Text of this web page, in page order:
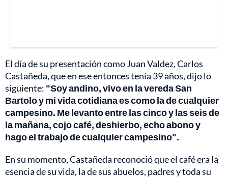
El día de su presentación como Juan Valdez, Carlos
Castañeda, que en ese entonces tenía 39 años, dijo lo
siguiente: "Soy andino, vivo en la vereda San
Bartolo y mi vida cotidiana es como la de cualquier
campesino. Me levanto entre las cinco y las seis de
la mañana, cojo café, deshierbo, echo abono y
hago el trabajo de cualquier campesino".
En su momento, Castañeda reconoció que el café era la
esencia de su vida, la de sus abuelos, padres y toda su